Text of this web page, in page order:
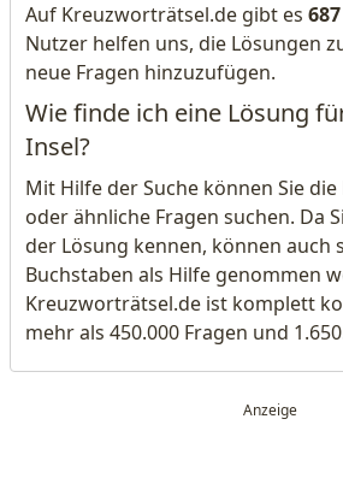
Auf Kreuzworträtsel.de gibt es
Nutzer helfen uns, die Lösungen
neue Fragen hinzuzufügen.
Wie finde ich eine Lösung
Insel?
Mit Hilfe der Suche können Sie
oder ähnliche Fragen suchen. Da
der Lösung kennen, können auch
Buchstaben als Hilfe genommen
Kreuzworträtsel.de ist komplett
mehr als 450.000 Fragen und